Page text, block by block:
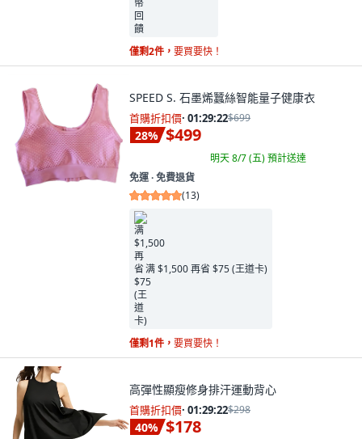
僅剩2件， 要買要快！
SPEED S. 石墨烯蠶絲智能量子健康衣
首購折扣價· 01:29:21$699
28% $499
明天 8/7 (五)預計送達
免運 ∙ 免費退貨
(13)
满 $1,500 再省 $75 (王道卡)
僅剩1件， 要買要快！
高彈性顯瘦修身排汗運動背心
首購折扣價· 01:29:21$298
40% $178